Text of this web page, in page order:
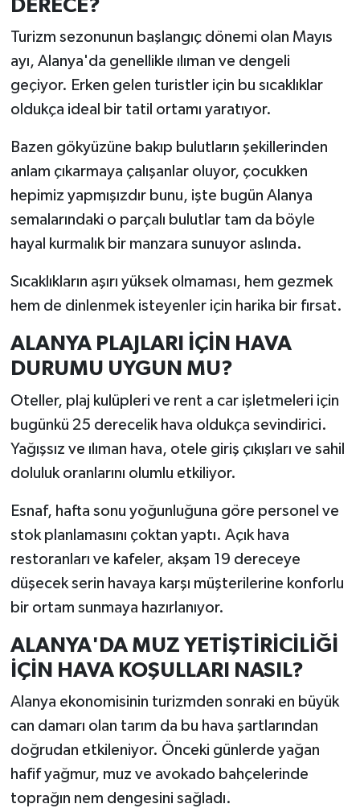
DERECE?
Turizm sezonunun başlangıç dönemi olan Mayıs
ayı, Alanya'da genellikle ılıman ve dengeli
geçiyor. Erken gelen turistler için bu sıcaklıklar
oldukça ideal bir tatil ortamı yaratıyor.
Bazen gökyüzüne bakıp bulutların şekillerinden
anlam çıkarmaya çalışanlar oluyor, çocukken
hepimiz yapmışızdır bunu, işte bugün Alanya
semalarındaki o parçalı bulutlar tam da böyle
hayal kurmalık bir manzara sunuyor aslında.
Sıcaklıkların aşırı yüksek olmaması, hem gezmek
hem de dinlenmek isteyenler için harika bir fırsat.
ALANYA PLAJLARI İÇİN HAVA
DURUMU UYGUN MU?
Oteller, plaj kulüpleri ve rent a car işletmeleri için
bugünkü 25 derecelik hava oldukça sevindirici.
Yağışsız ve ılıman hava, otele giriş çıkışları ve sahil
doluluk oranlarını olumlu etkiliyor.
Esnaf, hafta sonu yoğunluğuna göre personel ve
stok planlamasını çoktan yaptı. Açık hava
restoranları ve kafeler, akşam 19 dereceye
düşecek serin havaya karşı müşterilerine konforlu
bir ortam sunmaya hazırlanıyor.
ALANYA'DA MUZ YETİŞTİRİCİLİĞİ
İÇİN HAVA KOŞULLARI NASIL?
Alanya ekonomisinin turizmden sonraki en büyük
can damarı olan tarım da bu hava şartlarından
doğrudan etkileniyor. Önceki günlerde yağan
hafif yağmur, muz ve avokado bahçelerinde
toprağın nem dengesini sağladı.